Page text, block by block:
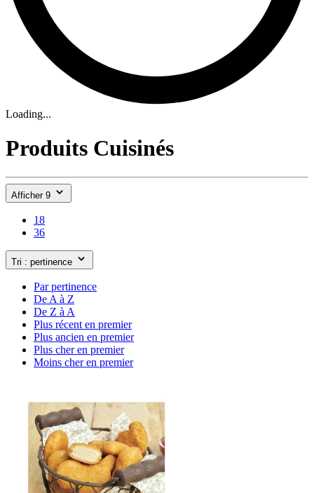
Loading...
Produits Cuisinés
Afficher 9
18
36
Tri : pertinence
Par pertinence
De A à Z
De Z à A
Plus récent en premier
Plus ancien en premier
Plus cher en premier
Moins cher en premier